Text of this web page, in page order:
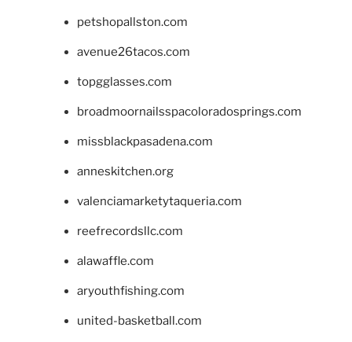
petshopallston.com
avenue26tacos.com
topgglasses.com
broadmoornailsspacoloradosprings.com
missblackpasadena.com
anneskitchen.org
valenciamarketytaqueria.com
reefrecordsllc.com
alawaffle.com
aryouthfishing.com
united-basketball.com